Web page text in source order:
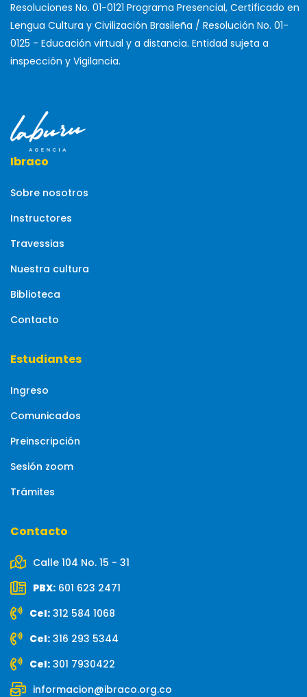
Resoluciones No. 01-0121 Programa Presencial, Certificado en
Lengua Cultura y Civilización Brasileña / Resolución No. 01-
0125 - Educación virtual y a distancia. Entidad sujeta a
inspección y Vigilancia.
Ibraco
Sobre nosotros
Instructores
Travessias
Nuestra cultura
Biblioteca
Contacto
Estudiantes
Ingreso
Comunicados
Preinscripción
Sesión zoom
Trámites
Contacto
Calle 104 No. 15 - 31
PBX: 601 623 2471
Cel: 312 584 1068
Cel: 316 293 5344
Cel: 301 7930422
informacion@ibraco.org.co